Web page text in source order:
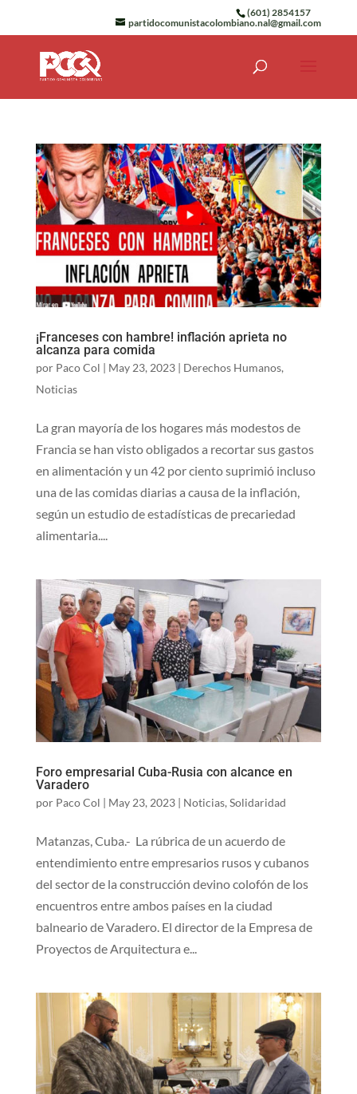
(601) 2854157
partidocomunistacolombiano.nal@gmail.com
¡Franceses con hambre! inflación aprieta no
alcanza para comida
por Paco Col | May 23, 2023| Derechos Humanos,
Noticias
La gran mayoría de los hogares más modestos de
Francia se han visto obligados a recortar sus gastos
en alimentación y un 42 por ciento suprimió incluso
una de las comidas diarias a causa de la inflación,
según un estudio de estadísticas de precariedad
alimentaria....
Foro empresarial Cuba-Rusia con alcance en
Varadero
por Paco Col | May 23, 2023| Noticias, Solidaridad
Matanzas, Cuba.- La rúbrica de un acuerdo de
entendimiento entre empresarios rusos y cubanos
del sector de la construcción devino colofón de los
encuentros entre ambos países en la ciudad
balneario de Varadero. El director de la Empresa de
Proyectos de Arquitectura e...